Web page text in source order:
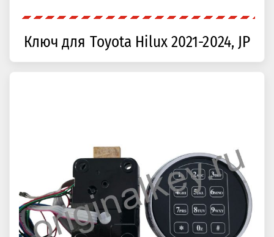
Ключ для Toyota Hilux 2021-2024, JP